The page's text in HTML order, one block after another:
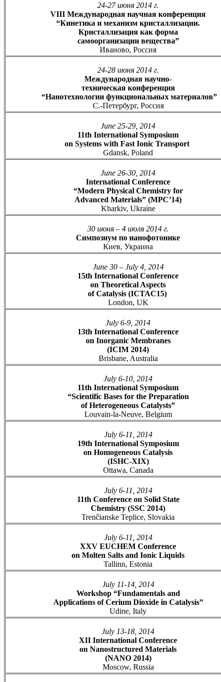
24-27 июня 2014 г.
VIII Международная научная конференция
“Кинетика и механизм кристаллизации.
Кристаллизация как форма
самоорганизации вещества”
Иваново, Россия
24-28 июня 2014 г.
Международная научно-
техническая конференция
“Нанотехнологии функциональных материалов”
С.-Петербург, Россия
June 25-29, 2014
11th International Symposium
on Systems with Fast Ionic Transport
Gdansk, Poland
June 26-30, 2014
International Conference
“Modern Physical Chemistry for
Advanced Materials” (MPC’14)
Kharkiv, Ukraine
30 июня – 4 июля 2014 г.
Симпозиум по нанофотонике
Киев, Украина
June 30 – July 4, 2014
15th International Conference
on Theoretical Aspects
of Catalysis (ICTAC15)
London, UK
July 6-9, 2014
13th International Conference
on Inorganic Membranes
(ICIM 2014)
Brisbane, Australia
July 6-10, 2014
11th International Symposium
“Scientific Bases for the Preparation
of Heterogeneous Catalysts”
Louvain-la-Neuve, Belgium
July 6-11, 2014
19th International Symposium
on Homogeneous Catalysis
(ISHC-XIX)
Ottawa, Canada
July 6-11, 2014
11th Conference on Solid State
Chemistry (SSC 2014)
Trenčianske Teplice, Slovakia
July 6-11, 2014
XXV EUCHEM Conference
on Molten Salts and Ionic Liquids
Tallinn, Estonia
July 11-14, 2014
Workshop “Fundamentals and
Applications of Cerium Dioxide in Catalysis”
Udine, Italy
July 13-18, 2014
XII International Conference
on Nanostructured Materials
(NANO 2014)
Moscow, Russia